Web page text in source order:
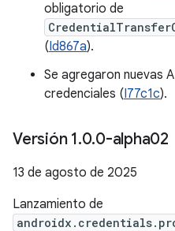
obligatorio de
(Id867a).
Se agregaron nuevas
credenciales (I77c1c).
Versión 1.0.0-alpha02
13 de agosto de 2025
Lanzamiento de